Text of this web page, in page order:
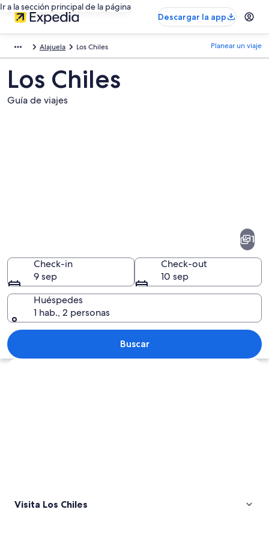
Ir a la sección principal de la página
Descargar la app
Alajuela Los Chiles Planear un viaje
Los Chiles
Guía de viajes
Un lago tranquilo que refleja nubes
1
Check-in
9 sep
Check-out
10 sep
Huéspedes
1 hab., 2 personas
Buscar
Explorar mapa
Visita Los Chiles